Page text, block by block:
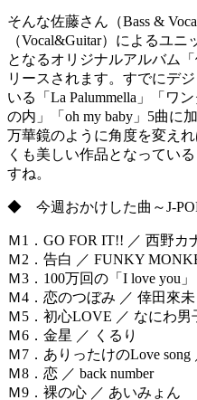
そんな佐藤さん（Bass &
（Vocal&Guitar）によるユ
となるオリジナルアルバム
リースされます。すでにデ
いる「La Palummella」「ワ
の内」「oh my baby」5曲に
万華鏡のように角度を変え
くも美しい作品となってい
すね。
◆ 今週おかけした曲～J-
Ｍ1．GO FOR IT!! ／ 西野カ
Ｍ2．告白 ／ FUNKY
Ｍ3．100万回の「I love you
Ｍ4．恋のつぼみ ／ 倖田來未
Ｍ5．初心LOVE ／ なにわ男
Ｍ6．金星 ／ くるり
Ｍ7．ありったけのLove
Ｍ8．恋 ／ back number
Ｍ9．裸の心 ／ あいみょん